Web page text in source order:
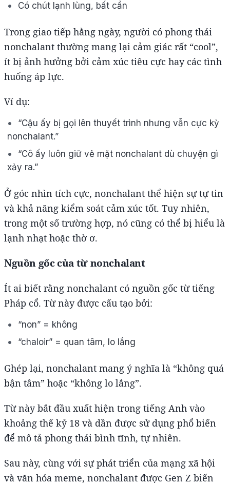
Có chút lạnh lùng, bất cần
Trong giao tiếp hằng ngày, người có phong thái
nonchalant thường mang lại cảm giác rất “cool”,
ít bị ảnh hưởng bởi cảm xúc tiêu cực hay các tình
huống áp lực.
Ví dụ:
“Cậu ấy bị gọi lên thuyết trình nhưng vẫn cực kỳ
nonchalant.”
“Cô ấy luôn giữ vẻ mặt nonchalant dù chuyện gì
xảy ra.”
Ở góc nhìn tích cực, nonchalant thể hiện sự tự tin
và khả năng kiểm soát cảm xúc tốt. Tuy nhiên,
trong một số trường hợp, nó cũng có thể bị hiểu là
lạnh nhạt hoặc thờ ơ.
Nguồn gốc của từ nonchalant
Ít ai biết rằng nonchalant có nguồn gốc từ tiếng
Pháp cổ. Từ này được cấu tạo bởi:
“non” = không
“chaloir” = quan tâm, lo lắng
Ghép lại, nonchalant mang ý nghĩa là “không quá
bận tâm” hoặc “không lo lắng”.
Từ này bắt đầu xuất hiện trong tiếng Anh vào
khoảng thế kỷ 18 và dần được sử dụng phổ biến
để mô tả phong thái bình tĩnh, tự nhiên.
Sau này, cùng với sự phát triển của mạng xã hội
và văn hóa meme, nonchalant được Gen Z biến